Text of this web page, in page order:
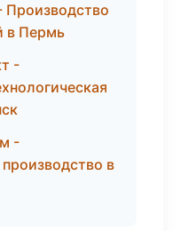
в Пермь
-
-
в